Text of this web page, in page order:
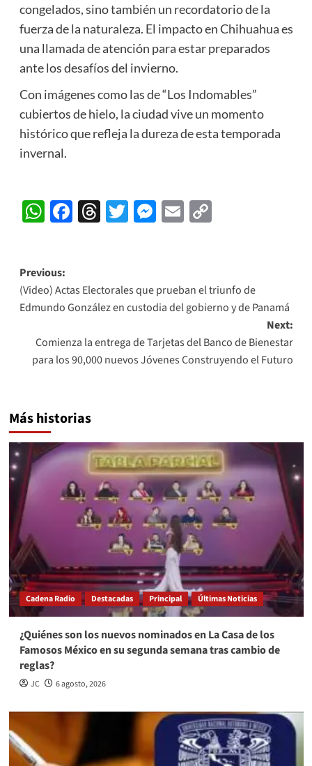
congelados, sino también un recordatorio de la
fuerza de la naturaleza. El impacto en Chihuahua es
una llamada de atención para estar preparados
ante los desafíos del invierno.
Con imágenes como las de “Los Indomables”
cubiertos de hielo, la ciudad vive un momento
histórico que refleja la dureza de esta temporada
invernal.
WhatsApp
Facebook
Threads
Twitter
Messenger
EmailCopy
Post
navigation
Previous:
(Video) Actas Electorales que prueban el triunfo de
Edmundo González en custodia del gobierno y de Panamá
Next:
Comienza la entrega de Tarjetas del Banco de Bienestar
para los 90,000 nuevos Jóvenes Construyendo el Futuro
Más historias
Cadena Radio Destacadas Principal Últimas Noticias
¿Quiénes son los nuevos nominados en La Casa de los
Famosos México en su segunda semana tras cambio de
reglas?
JC 6 agosto, 2026